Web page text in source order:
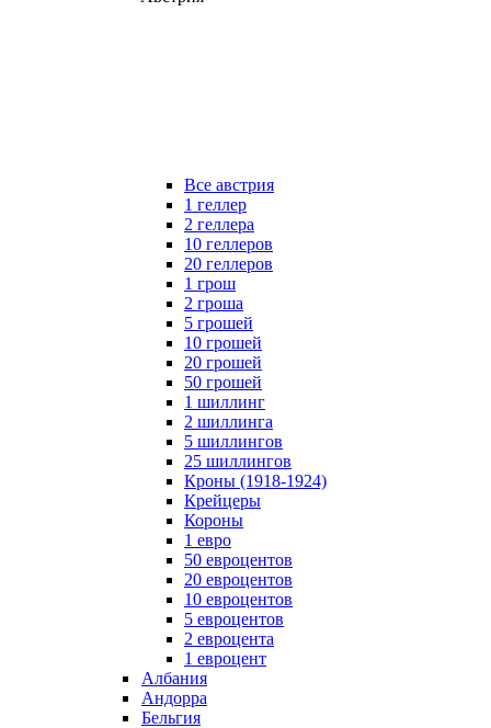
Все австрия
1 геллер
2 геллера
10 геллеров
20 геллеров
1 грош
2 гроша
5 грошей
10 грошей
20 грошей
50 грошей
1 шиллинг
2 шиллинга
5 шиллингов
25 шиллингов
Кроны (1918-1924)
Крейцеры
Короны
1 евро
50 евроцентов
20 евроцентов
10 евроцентов
5 евроцентов
2 евроцента
1 евроцент
Албания
Андорра
Бельгия